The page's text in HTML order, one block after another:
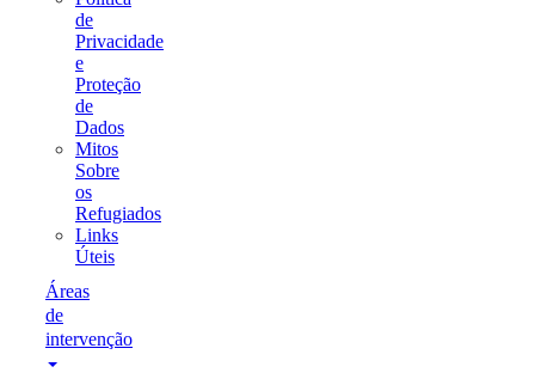
de
Privacidade
e
Proteção
de
Dados
Mitos
Sobre
os
Refugiados
Links
Úteis
Áreas
de
intervenção